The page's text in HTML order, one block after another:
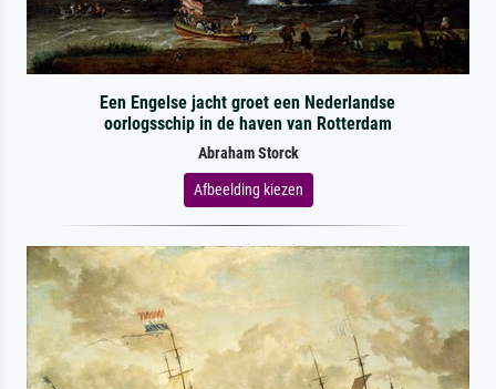
Een Engelse jacht groet een Nederlandse
oorlogsschip in de haven van Rotterdam
Abraham Storck
Afbeelding kiezen